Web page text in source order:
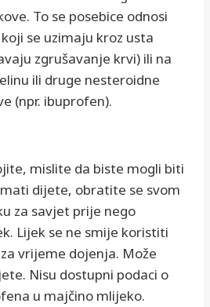
To se posebice odnosi
se uzimaju kroz usta
zgrušavanje krvi) ili na
ili druge nesteroidne
(npr. ibuprofen).
mislite da biste mogli biti
dijete, obratite se svom
za savjet prije nego
Lijek se ne smije koristiti
vrijeme dojenja. Može
Nisu dostupni podaci o
u majčino mlijeko.